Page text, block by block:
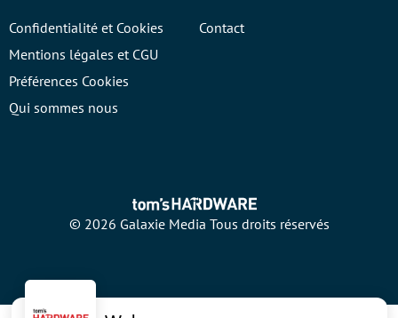
Confidentialité et Cookies
Mentions légales et CGU
Préférences Cookies
Qui sommes nous
Contact
© 2026 Galaxie Media Tous droits réservés